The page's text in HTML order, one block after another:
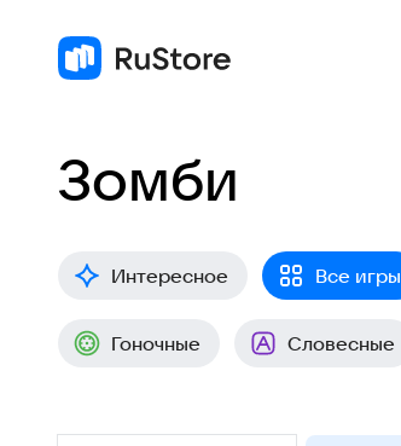
Зомби
Интересное Все игры
Гоночные Словесные